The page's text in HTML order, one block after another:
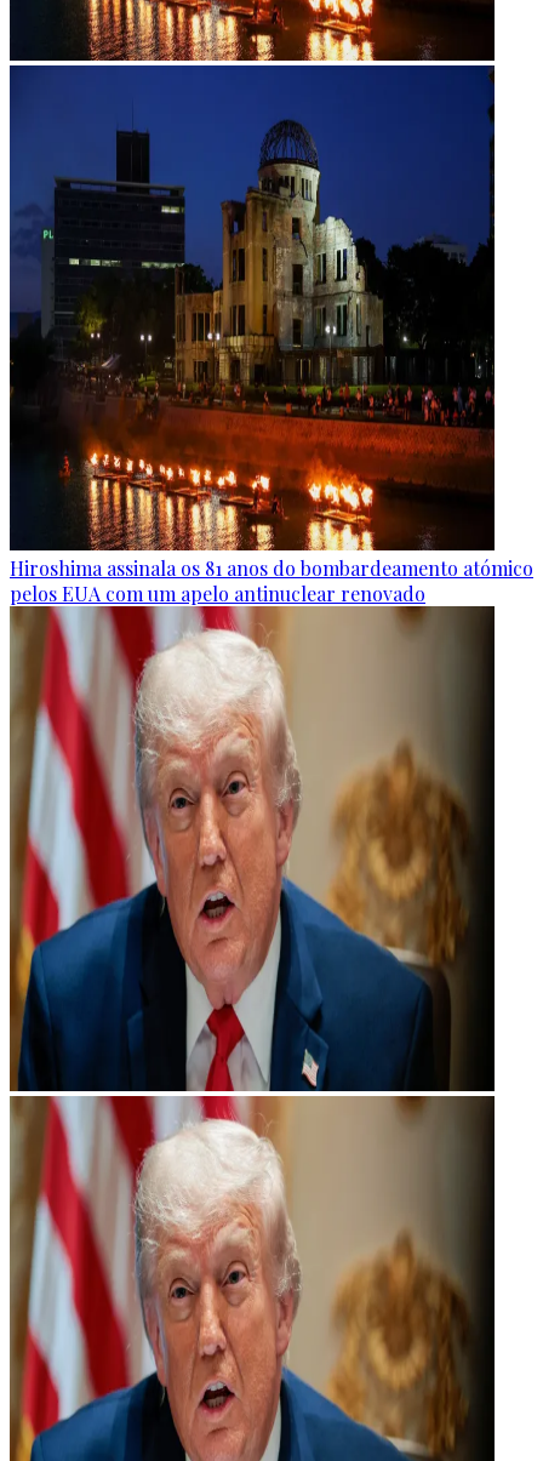
Hiroshima assinala os 81 anos do bombardeamento atómico
pelos EUA com um apelo antinuclear renovado